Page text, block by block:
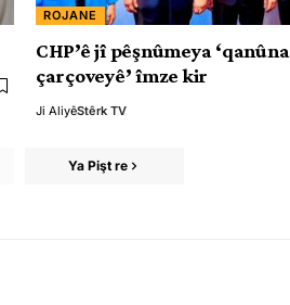
ROJANE
CHP’ê jî pêşnûmeya ‘qanûna
çarçoveyê’ îmze kir
Ji AliyêStêrk TV
Ya Pişt re